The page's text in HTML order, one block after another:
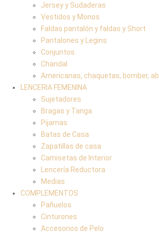
Jersey y Sudaderas
Vestidos y Monos
Faldas pantalón y faldas y Short
Pantalones y Legins
Conjuntos
Chandal
Americanas, chaquetas, bomber,
LENCERIA FEMENINA
Sujetadores
Bragas y Tanga
Pijamas
Batas de Casa
Zapatillas de casa
Camisetas de Interior
Lencería Reductora
Medias
COMPLEMENTOS
Pañuelos
Cinturones
Accesorios de Pelo